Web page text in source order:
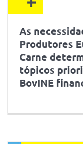
As
Produtores
Carne
tópicos
BovINE